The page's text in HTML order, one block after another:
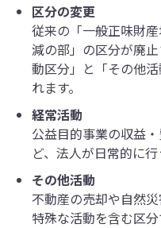
区分の変更
従来の「一般正味財
減の部」の区分が廃
動区分」と「その他
れます。
経常活動
公益目的事業の収益
ど、法人が日常的に
その他活動
不動産の売却や自然
特殊な活動を含む区分